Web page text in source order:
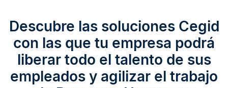
Descubre las soluciones Cegid
con las que tu empresa podrá
liberar todo el talento de sus
empleados y agilizar el trabajo